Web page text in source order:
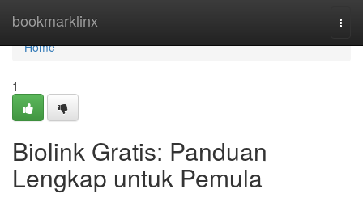
bookmarklinx
Home
Home
1
Biolink Gratis: Panduan
Lengkap untuk Pemula